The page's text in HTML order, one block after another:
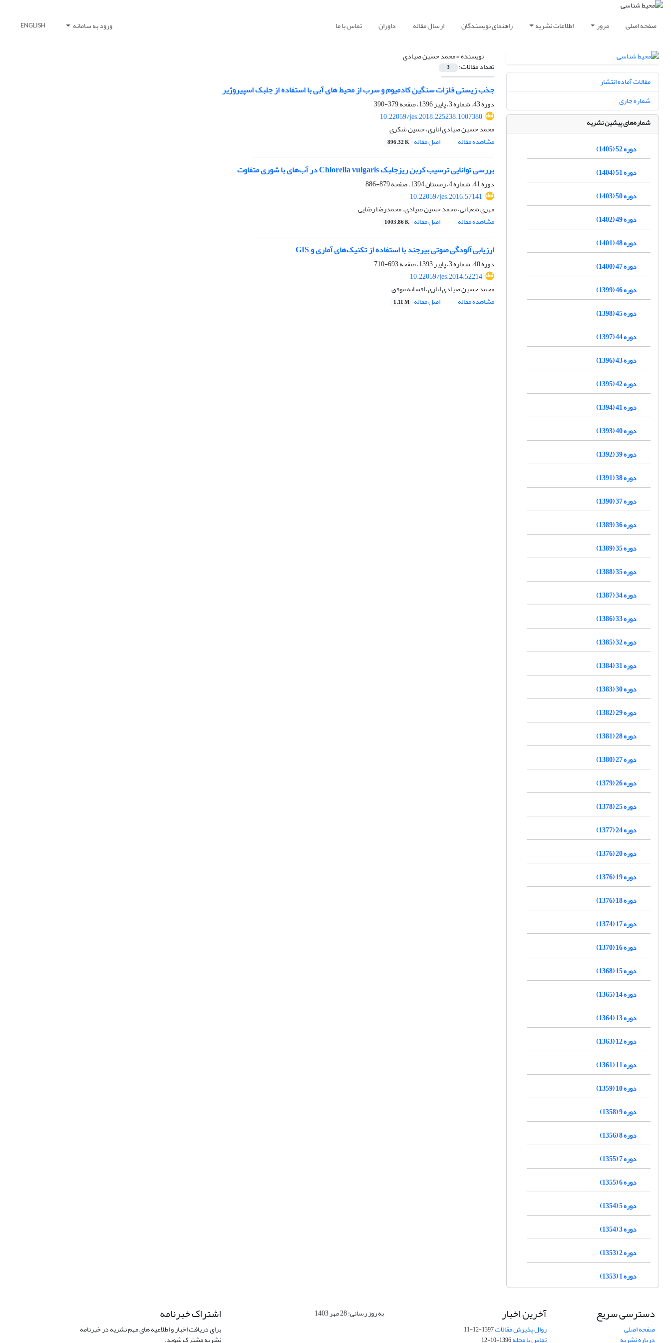
صفحه اصلی مرور اطلاعات نشریه راهنمای نویسندگان ارسال مقاله داوران تماس با ما ورود به سامانه ENGLISH
نویسنده =محمد حسین صیادی
تعداد مقالات: 3
جذب زیستی فلزات سنگین کادمیوم و سرب از محیط های آبی با استفاده از جلبک اسپیروژیر
دوره 43، شماره 3، پاییز 1396، صفحه
379-390
10.22059/jes.2018.225238.1007380
محمد حسین صیادی اناری، حسین شکری
مشاهده مقاله
اصل مقاله 896.32 K
بررسی توانایی ترسیب کربن ریزجلبک Chlorella vulgaris در آب‌های با شوری متفاوت
دوره 41، شماره 4، زمستان 1394، صفحه
879-886
10.22059/jes.2016.57141
مهری شعبانی، محمد حسین صیادی، محمدرضا رضایی
مشاهده مقاله
اصل مقاله 1003.86 K
ارزیابی آلودگی صوتی بیرجند با استفاده از تکنیک‌های آماری و GIS
دوره 40، شماره 3، پاییز 1393، صفحه
693-710
10.22059/jes.2014.52214
محمد حسین صیادی اناری، افسانه موفق
مشاهده مقاله
اصل مقاله 1.11 M
مقالات آماده انتشار
شماره جاری
شماره‌های پیشین نشریه
دوره 52 (1405)
دوره 51 (1404)
دوره 50 (1403)
دوره 49 (1402)
دوره 48 (1401)
دوره 47 (1400)
دوره 46 (1399)
دوره 45 (1398)
دوره 44 (1397)
دوره 43 (1396)
دوره 42 (1395)
دوره 41 (1394)
دوره 40 (1393)
دوره 39 (1392)
دوره 38 (1391)
دوره 37 (1390)
دوره 36 (1389)
دوره 35 (1389)
دوره 35 (1388)
دوره 34 (1387)
دوره 33 (1386)
دوره 32 (1385)
دوره 31 (1384)
دوره 30 (1383)
دوره 29 (1382)
دوره 28 (1381)
دوره 27 (1380)
دوره 26 (1379)
دوره 25 (1378)
دوره 24 (1377)
دوره 20 (1376)
دوره 19 (1376)
دوره 18 (1376)
دوره 17 (1374)
دوره 16 (1370)
دوره 15 (1368)
دوره 14 (1365)
دوره 13 (1364)
دوره 12 (1363)
دوره 11 (1361)
دوره 10 (1359)
دوره 9 (1358)
دوره 8 (1356)
دوره 7 (1355)
دوره 6 (1355)
دوره 5 (1354)
دوره 3 (1354)
دوره 2 (1353)
دوره 1 (1353)
دسترسی سریع
صفحه اصلی
درباره نشریه
آخرین اخبار
روال پذیرش مقالات1397-12-11
تماس با مجله1396-10-12
به روز رسانی: 28 مهر 1403 اشتراک خبرنامه
برای دریافت اخبار و اطلاعیه های مهم نشریه در خبرنامه
نشریه مشترک شوید.